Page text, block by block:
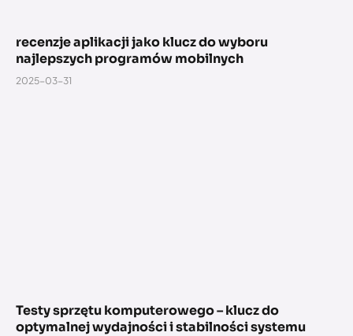
recenzje aplikacji jako klucz do wyboru
najlepszych programów mobilnych
2025-03-31
Testy sprzętu komputerowego – klucz do
optymalnej wydajności i stabilności systemu